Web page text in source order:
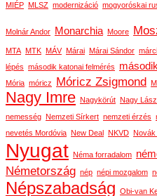
MIÉP MLSZ modernizáció mogyoróskai
Molnár Andor Monarchia Moore
MTA MTK MÁV Márai Márai Sándor
lépés második katonai felmérés
Mória móricz Móricz Zsigmond
Nagy Imre Nagykörút Nagy
nemesség Nemzeti Sírkert nemzeti érzés
nevetés Mordóvia New Deal NKVD Novák
Nyugat Néma forradalom
Németország nép népi mozgalom
Népszabadság Obi-van